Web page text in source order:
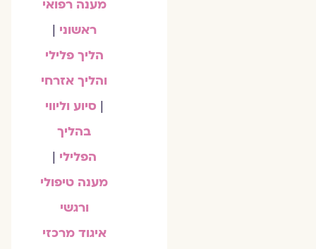
מענה רפואי
ראשוני|
הליך פלילי
והליך אזרחי
סיוע וליווי
בהליך
הפלילי|
מענה טיפולי
ורגשי
איגוד מרכזי